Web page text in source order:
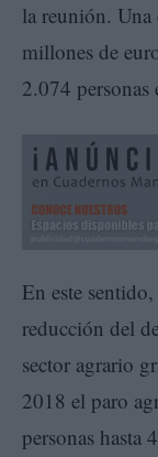
la reunión. Una
millones de
2.074 personas
En este
reducción del
sector agrario
2018 el paro
personas hasta